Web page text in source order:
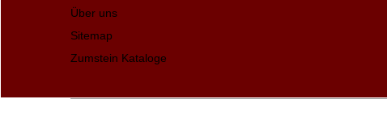
Über uns
Sitemap
Zumstein Kataloge